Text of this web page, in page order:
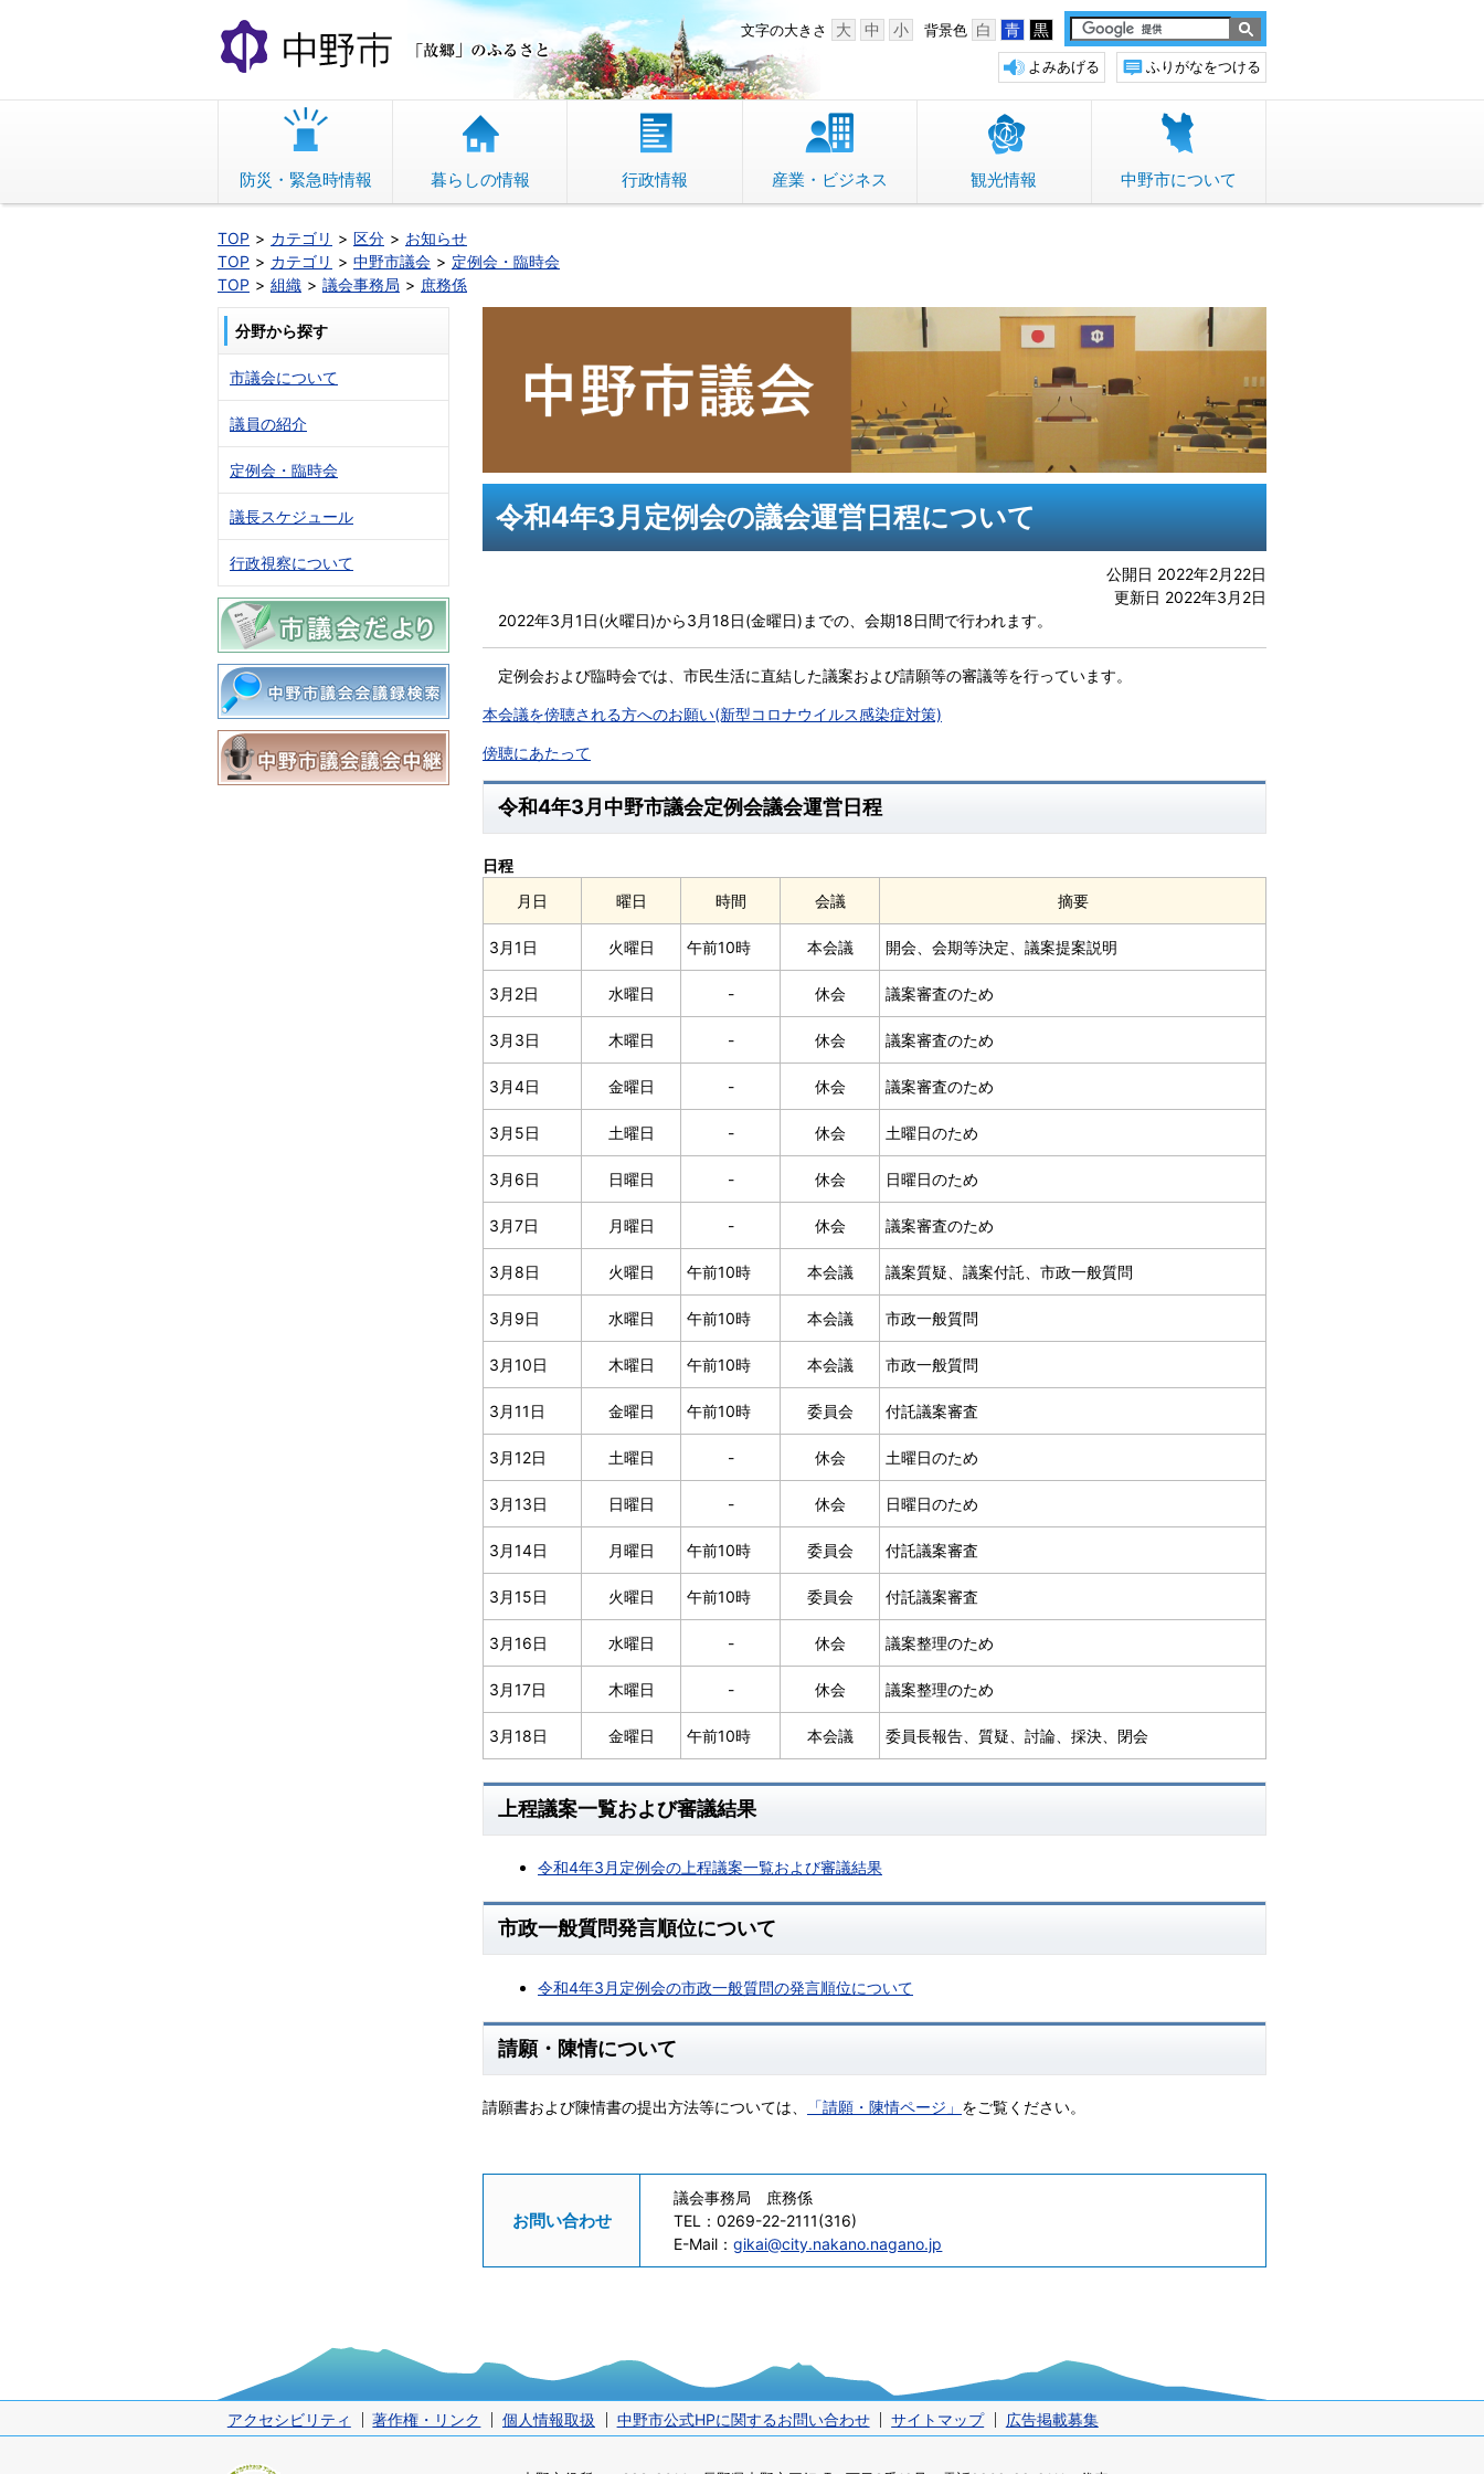
文
へ
動
中野市 「故郷」のふるさと 背景色 白 青 黒
文字の大きさ 大 中 小
ふりがなをつける
よみあげる
防災・緊急時情報 暮らしの情報 行政情報 産業・ビジネス 観光情報 中野市について
TOP カテゴリ 区分
お知らせ
TOP
カテゴリ 中野市議会
定例会・臨時会
TOP
組織 議会事務局 庶務係
令和4年3月定例会の議会運営日程について
公開日 2022年2月22日
更新日 2022年3月2日
2022年3月1日(火曜日)から3月18日(金曜日)までの、会期18日間で行われます。
定例会および臨時会では、市民生活に直結した議案および請願等の審議等を行っています。
本会議を傍聴される方へのお願い(新型コロナウイルス感染症対策)
傍聴にあたって
令和4年3月中野市議会定例会議会運営日程
日程
月日
曜日 時間 会議 摘要
3月1日 火曜日 午前10時 本会議 開会、会期等決定、議案提案説明
3月2日 水曜日 - 休会 議案審査のため
3月3日 木曜日 - 休会 議案審査のため
3月4日 金曜日 - 休会 議案審査のため
3月5日 土曜日 - 休会 土曜日のため
3月6日 日曜日 - 休会 日曜日のため
3月7日 月曜日 - 休会 議案審査のため
3月8日 火曜日 午前10時 本会議 議案質疑、議案付託、市政一般質問
3月9日 水曜日 午前10時 本会議 市政一般質問
3月10日 木曜日 午前10時 本会議 市政一般質問
3月11日 金曜日 午前10時 委員会 付託議案審査
3月12日 土曜日 - 休会 土曜日のため
3月13日 日曜日 - 休会 日曜日のため
3月14日 月曜日 午前10時 委員会 付託議案審査
3月15日 火曜日 午前10時 委員会 付託議案審査
3月16日 水曜日 - 休会 議案整理のため
3月17日 木曜日 - 休会 議案整理のため
3月18日 金曜日 午前10時 本会議 委員長報告、質疑、討論、採決、閉会
上程議案一覧および審議結果
令和4年3月定例会の上程議案一覧および審議結果
市政一般質問発言順位について
令和4年3月定例会の市政一般質問の発言順位について
請願・陳情について
請願書および陳情書の提出方法等については、 「請願・陳情ページ」 をご覧ください。
お問い合わせ
議会事務局 庶務係
TEL：0269-22-2111(316)
E-Mail：gikai@city.nakano.nagano.jp
分野から探す
市議会について
議員の紹介
定例会・臨時会
議長スケジュール
行政視察について
アクセシビリティ 著作権・リンク 個人情報取扱 中野市公式HPに関するお問い合わせ サイトマップ 広告掲載募集